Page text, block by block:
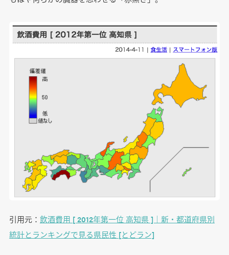
引用元： 飲酒費用 [ 2012年第一位 高知県 ]｜新・都道府県別
統計とランキングで見る県民性 [とどラン]